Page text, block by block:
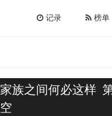
记录 榜单
家族之间何必这样
空